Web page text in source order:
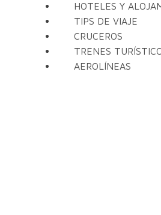
HOTELES Y
TIPS DE VIAJE
CRUCEROS
TRENES
AEROLÍNEAS